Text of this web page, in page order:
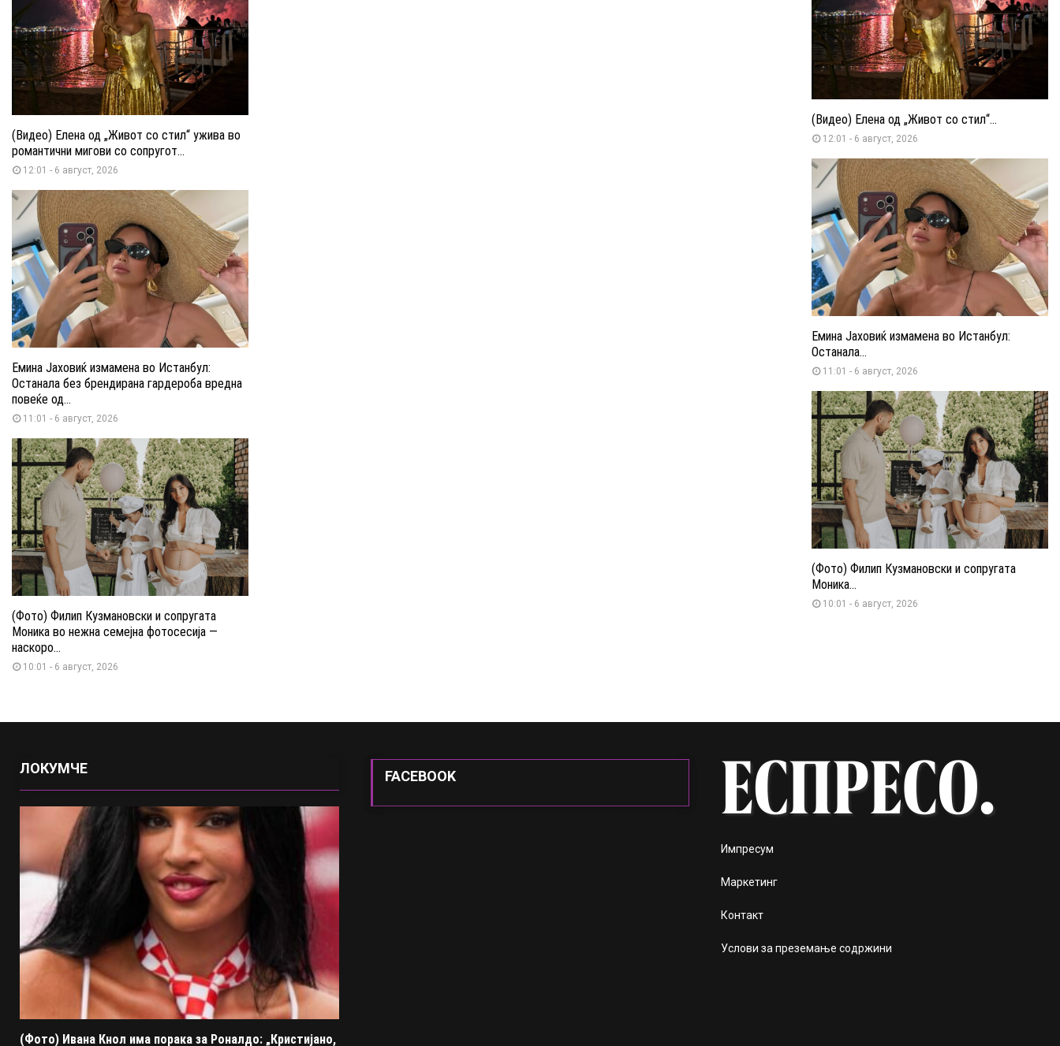
(Видео) Елена од „Живот со стил“ ужива во
романтични мигови со сопругот...
12:01 - 6 август, 2026
Емина Јаховиќ измамена во Истанбул:
Останала без брендирана гардероба вредна
повеќе од...
11:01 - 6 август, 2026
(Фото) Филип Кузмановски и сопругата
Моника во нежна семејна фотосесија —
наскоро...
10:01 - 6 август, 2026
(Видео) Елена од „Живот со стил“...
12:01 - 6 август, 2026
Емина Јаховиќ измамена во Истанбул:
Останала...
11:01 - 6 август, 2026
(Фото) Филип Кузмановски и сопругата
Моника...
10:01 - 6 август, 2026
ЛОКУМЧЕ
(Фото) Ивана Кнол има порака за Роналдо: „Кристијано,
FACEBOOK
Импресум
Маркетинг
Контакт
Услови за преземање содржини